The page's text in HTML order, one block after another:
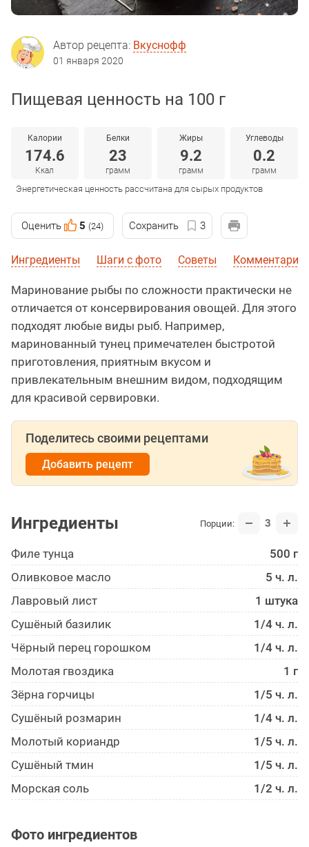
Автор рецепта: Вкуснофф
01 января 2020
Пищевая ценность на 100 г
Калории
174.6
Ккал
Белки
23
грамм
Жиры
9.2
грамм
Углеводы
0.2
грамм
Энергетическая ценность рассчитана для сырых продуктов
Оценить 5 (24) Сохранить 3
Ингредиенты Шаги с фото Советы Комментарии
Маринование рыбы по сложности практически не
отличается от консервирования овощей. Для этого
подходят любые виды рыб. Например,
маринованный тунец примечателен быстротой
приготовления, приятным вкусом и
привлекательным внешним видом, подходящим
для красивой сервировки.
Поделитесь своими рецептами
Добавить рецепт
Ингредиенты Порции: 3
Филе тунца
500 г
Оливковое масло
5 ч. л.
Лавровый лист
1 штука
Сушёный базилик
1/4 ч. л.
Чёрный перец горошком
1/4 ч. л.
Молотая гвоздика
1 г
Зёрна горчицы
1/5 ч. л.
Сушёный розмарин
1/4 ч. л.
Молотый кориандр
1/5 ч. л.
Сушёный тмин
1/5 ч. л.
Морская соль
1/2 ч. л.
Фото ингредиентов